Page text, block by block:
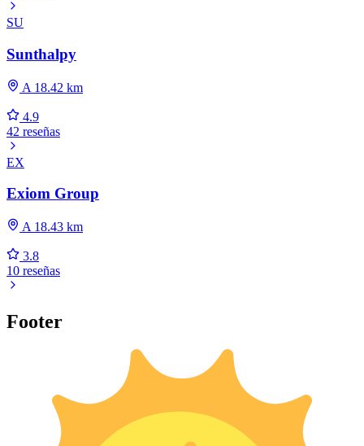
SU
Sunthalpy
A 18.42 km
4.9
42 reseñas
EX
Exiom Group
A 18.43 km
3.8
10 reseñas
Footer